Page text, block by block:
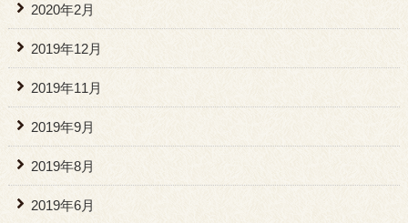
2020年2月
2019年12月
2019年11月
2019年9月
2019年8月
2019年6月